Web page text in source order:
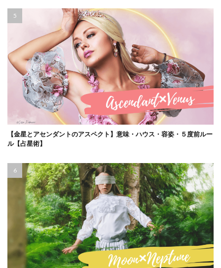
【金星とアセンダントのアスペクト】意味・ハウス・容姿・５度前ルー
ル【占星術】